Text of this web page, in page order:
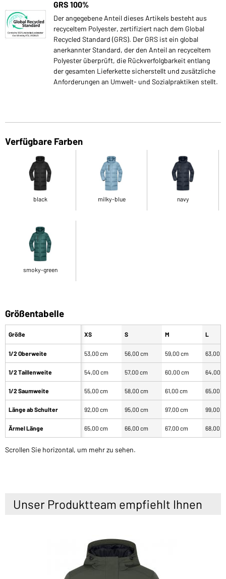
GRS 100%
Der angegebene Anteil dieses Artikels besteht aus
recyceltem Polyester, zertifiziert nach dem Global
Recycled Standard (GRS). Der GRS ist ein global
anerkannter Standard, der den Anteil an recyceltem
Polyester überprüft, die Rückverfolgbarkeit entlang
der gesamten Lieferkette sicherstellt und zusätzliche
Anforderungen an Umwelt- und Sozialpraktiken stellt.
Verfügbare Farben
black milky-blue navy
smoky-green
Größentabelle
Größe
1/2 Oberweite
1/2 Taillenweite
1/2 Saumweite
Länge ab Schulter
Ärmel Länge
XS S M L
53,00 cm 56,00 cm 59,00 cm 63,00
54,00 cm 57,00 cm 60,00 cm 64,00
55,00 cm 58,00 cm 61,00 cm 65,00
92,00 cm 95,00 cm 97,00 cm 99,00
65,00 cm 66,00 cm 67,00 cm 68,00
Scrollen Sie horizontal, um mehr zu sehen.
Unser Produktteam empfiehlt Ihnen